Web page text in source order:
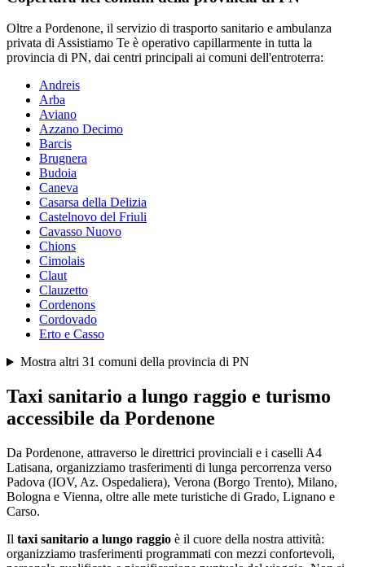
Oltre a Pordenone, il servizio di trasporto sanitario e ambulanza
privata di Assistiamo Te è operativo capillarmente in tutta la
provincia di PN, dai centri principali ai comuni dell'entroterra:
Andreis
Arba
Aviano
Azzano Decimo
Barcis
Brugnera
Budoia
Caneva
Casarsa della Delizia
Castelnovo del Friuli
Cavasso Nuovo
Chions
Cimolais
Claut
Clauzetto
Cordenons
Cordovado
Erto e Casso
Mostra altri 31 comuni della provincia di PN
Taxi sanitario a lungo raggio e turismo
accessibile da Pordenone
Da Pordenone, attraverso le direttrici provinciali e i caselli A4
Latisana, organizziamo trasferimenti di lunga percorrenza verso
Padova (IOV, Az. Ospedaliera), Verona (Borgo Trento), Milano,
Bologna e Vienna, oltre alle mete turistiche di Grado, Lignano e
Carso.
Il taxi sanitario a lungo raggio è il cuore della nostra attività:
organizziamo trasferimenti programmati con mezzi confortevoli,